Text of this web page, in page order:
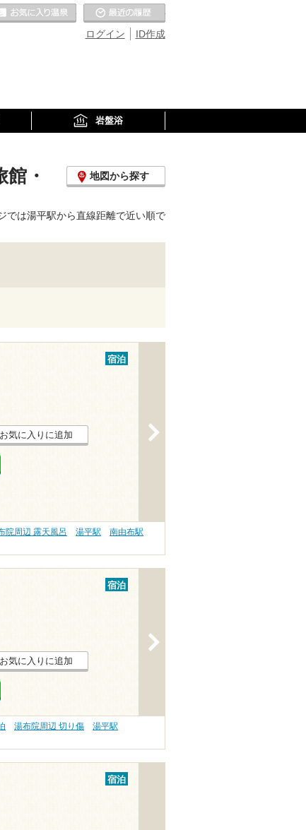
ID作成
ログイン
お気に入りの温泉
岩盤浴
・
地図から探す
では湯平駅から直線距離で近い順で
宿泊
お気に入りに追加
院周辺 露天風呂 湯平駅
南由布駅
宿泊
お気に入りに追加
湯布院周辺 切り傷
湯平駅
宿泊